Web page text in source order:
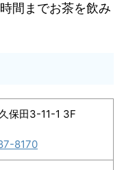
時間までお茶を飲み
保田3-11-1 3F
8170